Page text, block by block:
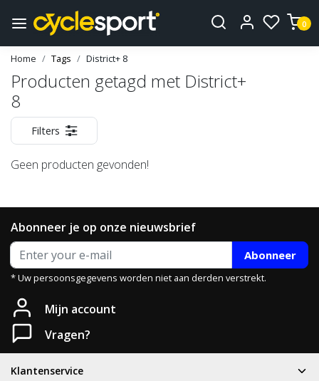
0
Home Tags District+ 8
Producten getagd met District+
8
Filters
Geen producten gevonden!
Abonneer je op onze nieuwsbrief
Abonneer
* Uw persoonsgegevens worden niet aan derden verstrekt.
Mijn account
Vragen?
Klantenservice